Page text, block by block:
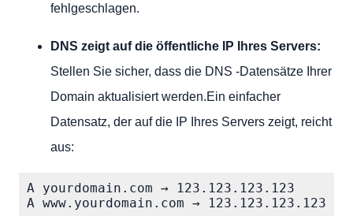
fehlgeschlagen.
DNS zeigt auf die öffentliche IP Ihres Servers:
Stellen Sie sicher, dass die DNS -Datensätze Ihrer
Domain aktualisiert werden.Ein einfacher
Datensatz, der auf die IP Ihres Servers zeigt, reicht
aus:
A yourdomain.com → 123.123.123.123
A www.yourdomain.com → 123.123.123.123